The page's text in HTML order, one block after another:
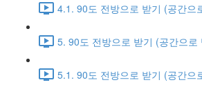
4.1. 90도 전방으로 받기 (공간으
5. 90도 전방으로 받기 (공간으로
5.1. 90도 전방으로 받기 (공간으